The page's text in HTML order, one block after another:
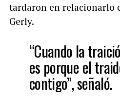
tardaron en relacionarlo
Gerly.
“Cuando la
es porque el
contigo”, señaló.